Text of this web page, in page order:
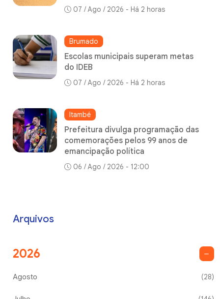
07 / Ago / 2026 - Há 2 horas
Brumado
Escolas municipais superam metas
do IDEB
07 / Ago / 2026 - Há 2 horas
Itambé
Prefeitura divulga programação das
comemorações pelos 99 anos de
emancipação política
06 / Ago / 2026 - 12:00
Arquivos
2026
Agosto (28)